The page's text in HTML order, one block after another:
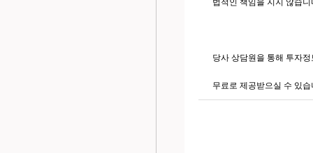
법적인 책임을 지지 않습니
당사 상담원을 통해 투자
무료로 제공받으실 수 있습